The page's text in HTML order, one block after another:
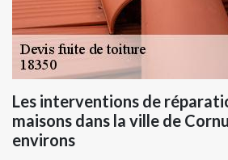
Les interventions de
maisons dans la ville de
environs